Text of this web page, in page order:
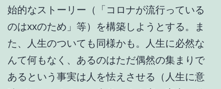
始的なストーリー（「コロナが流行っている
のはxxのため」等）を構築しようとする。ま
た、人生のついても同様かも。人生に必然な
んて何もなく、あるのはただ偶然の集まりで
あるという事実は人を怯えさせる（人生に意